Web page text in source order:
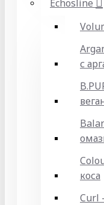
Echosline
с
коса
Curl